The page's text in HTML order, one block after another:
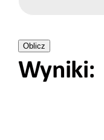
Oblicz
Wyniki: